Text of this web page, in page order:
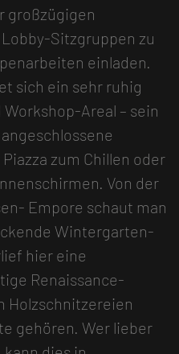
großzügigen
Sitzgruppen zu
einladen.
sich ein sehr ruhig
Areal – sein
zum Chillen oder
Von der
Empore schaut man
Wintergarten-
hier eine
Renaissance-
Holzschnitzereien
gehören. Wer lieber